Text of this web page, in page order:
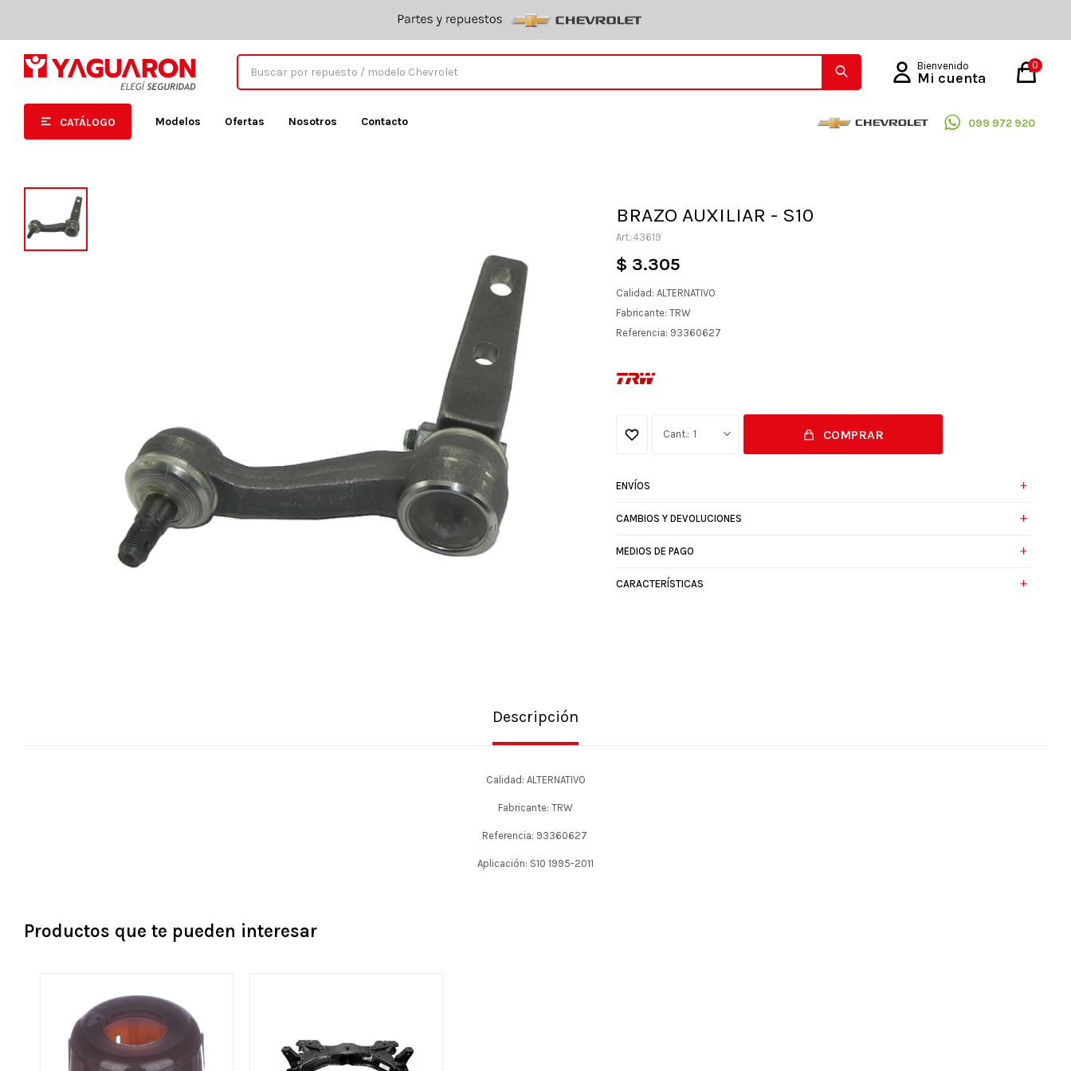
CATÁLOGO Modelos Ofertas Nosotros Contacto 099 972 920
0
BRAZO AUXILIAR - S10
43619
$ 3.305
Calidad: ALTERNATIVO
Fabricante: TRW
Referencia: 93360627
1 COMPRAR
ENVÍOS
CAMBIOS Y DEVOLUCIONES
MEDIOS DE PAGO
CARACTERÍSTICAS
Descripción
Calidad: ALTERNATIVO
Fabricante: TRW
Referencia: 93360627
Aplicación: S10 1995-2011
Productos que te pueden interesar